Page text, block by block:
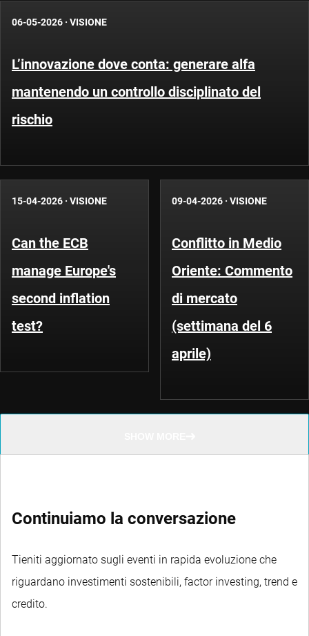
06-05-2026 · VISIONE
L’innovazione dove conta: generare alfa
mantenendo un controllo disciplinato del
rischio
15-04-2026 · VISIONE
Can the ECB
manage Europe's
second inflation
test?
09-04-2026 · VISIONE
Conflitto in Medio
Oriente: Commento
di mercato
(settimana del 6
aprile)
Continuiamo la conversazione
Tieniti aggiornato sugli eventi in rapida evoluzione che
riguardano investimenti sostenibili, factor investing, trend e
credito.